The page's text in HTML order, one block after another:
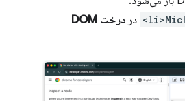
در درخت DOM